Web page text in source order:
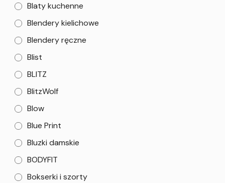
Blaty kuchenne
Blendery kielichowe
Blendery ręczne
Blist
BLITZ
BlitzWolf
Blow
Blue Print
Bluzki damskie
BODYFIT
Bokserki i szorty